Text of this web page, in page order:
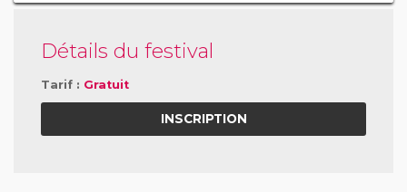
Détails du festival
Tarif : Gratuit
INSCRIPTION